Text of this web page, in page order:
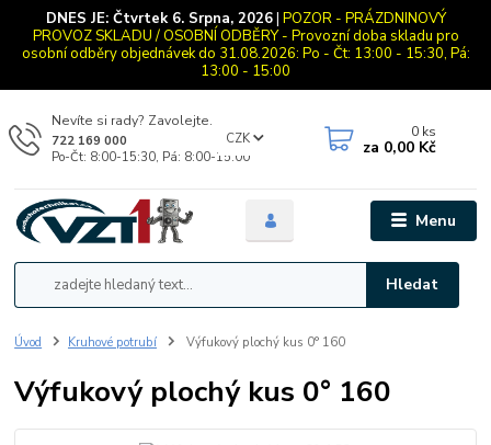
DNES JE: Čtvrtek 6. Srpna, 2026| POZOR - PRÁZDNINOVÝ
PROVOZ SKLADU / OSOBNÍ ODBĚRY - Provozní doba skladu pro
osobní odběry objednávek do 31.08.2026: Po - Čt: 13:00 - 15:30, Pá:
13:00 - 15:00
Menu
CZK
Hledat
Nevíte si rady? Zavolejte.
722 169 000
Po-Čt: 8:00-15:30, Pá: 8:00-15:00
0 ks
za 0,00 Kč
Úvod Kruhové potrubí Výfukový plochý kus 0° 160
Výfukový plochý kus 0° 160